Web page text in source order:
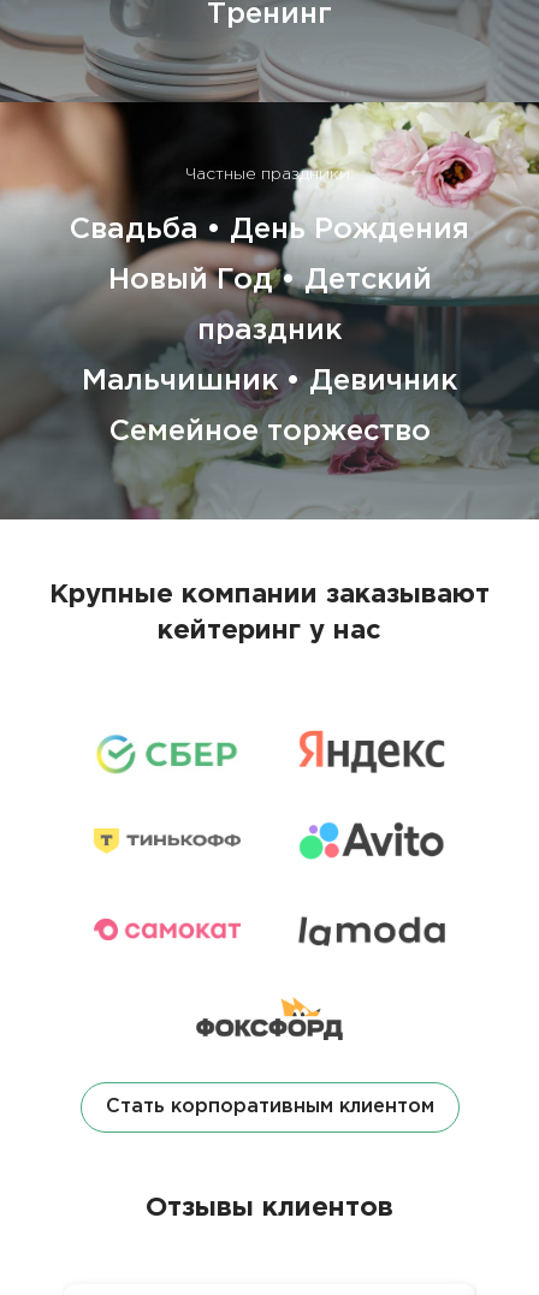
Тренинг
Частные праздники:
Свадьба • День Рождения
Новый Год • Детский
праздник
Мальчишник • Девичник
Семейное торжество
Крупные компании заказывают
кейтеринг у нас
Стать корпоративным клиентом
Отзывы клиентов